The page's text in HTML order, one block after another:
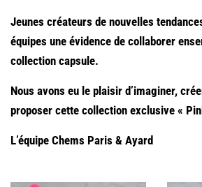
Jeunes créateurs de nouvelles
équipes une évidence de collaborer
collection capsule.
Nous avons eu le plaisir d’imaginer,
proposer cette collection exclusive «
L’équipe Chems Paris & Ayard